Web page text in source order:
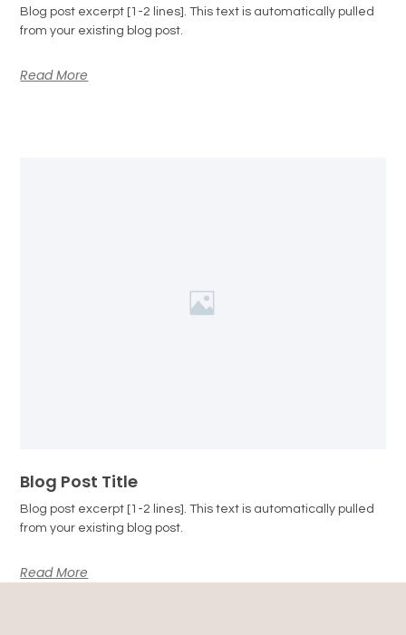
Blog post excerpt [1-2 lines]. This text is automatically pulled
from your existing blog post.
Read More
Blog Post Title
Blog post excerpt [1-2 lines]. This text is automatically pulled
from your existing blog post.
Read More